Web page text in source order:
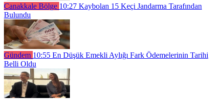
Çanakkale Bölge 10:27 Kaybolan 15 Keçi Jandarma Tarafından
Bulundu
Gündem 10:55 En Düşük Emekli Aylığı Fark Ödemelerinin Tarihi
Belli Oldu